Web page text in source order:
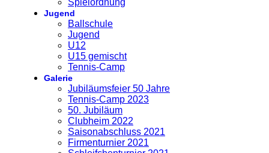
Spielordnung
Jugend
Ballschule
Jugend
U12
U15 gemischt
Tennis-Camp
Galerie
Jubiläumsfeier 50 Jahre
Tennis-Camp 2023
50. Jubiläum
Clubheim 2022
Saisonabschluss 2021
Firmenturnier 2021